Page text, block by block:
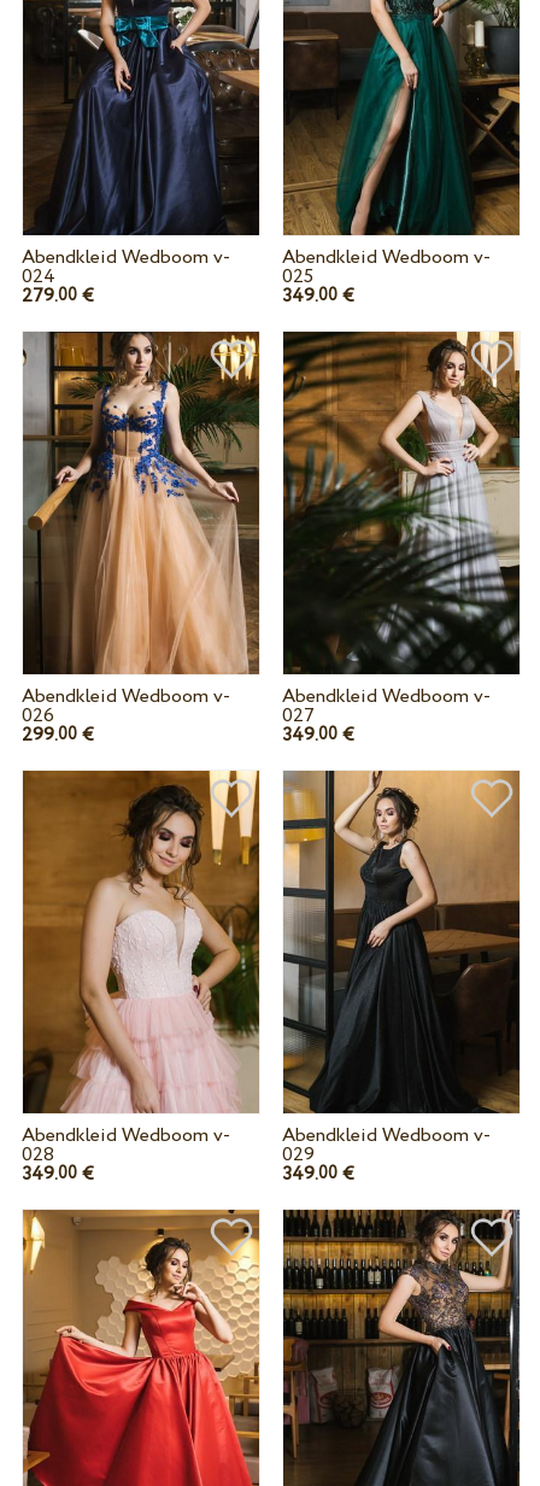
Abendkleid Wedboom v-
024
279.00€
Abendkleid Wedboom v-
025
349.00 €
Abendkleid Wedboom v-
026
299.00€
Abendkleid Wedboom v-
027
349.00 €
Abendkleid Wedboom v-
028
349.00€
Abendkleid Wedboom v-
029
349.00 €